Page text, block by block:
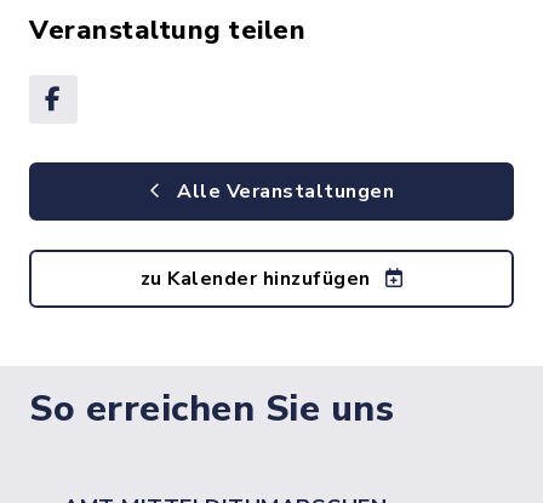
Veranstaltung teilen
Alle Veranstaltungen
zu Kalender hinzufügen
So erreichen Sie uns